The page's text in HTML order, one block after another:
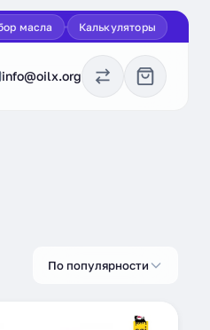
масла Калькуляторы
info@oilx.org
По популярности